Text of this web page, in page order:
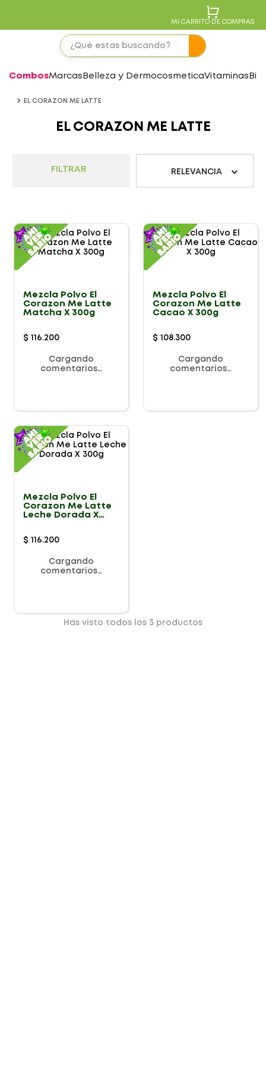
MI CARRITO DE COMPRAS
CombosMarcas Belleza y DermocosmeticaVitaminas
EL CORAZON ME LATTE
EL CORAZON ME LATTE
FILTRAR RELEVANCIA
Mezcla Polvo El
Corazon Me Latte
Matcha X 300g
$ 116.200
Cargando
comentarios…
Mezcla Polvo El
Corazon Me Latte
Cacao X 300g
$ 108.300
Cargando
comentarios…
Mezcla Polvo El
Corazon Me Latte
Leche Dorada X
$ 116.200
Cargando
comentarios…
Has visto todos los 3 productos